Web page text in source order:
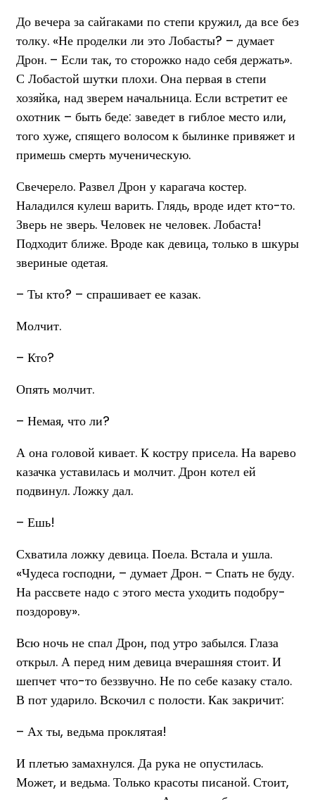
До вечера за сайгаками по степи кружил, да все без
толку. «Не проделки ли это Лобасты? – думает
Дрон. – Если так, то сторожко надо себя держать».
С Лобастой шутки плохи. Она первая в степи
хозяйка, над зверем начальница. Если встретит ее
охотник – быть беде: заведет в гиблое место или,
того хуже, спящего волосом к былинке привяжет и
примешь смерть мученическую.
Свечерело. Развел Дрон у карагача костер.
Наладился кулеш варить. Глядь, вроде идет кто-то.
Зверь не зверь. Человек не человек. Лобаста!
Подходит ближе. Вроде как девица, только в шкуры
звериные одетая.
– Ты кто? – спрашивает ее казак.
Молчит.
– Кто?
Опять молчит.
– Немая, что ли?
А она головой кивает. К костру присела. На варево
казачка уставилась и молчит. Дрон котел ей
подвинул. Ложку дал.
– Ешь!
Схватила ложку девица. Поела. Встала и ушла.
«Чудеса господни, – думает Дрон. – Спать не буду.
На рассвете надо с этого места уходить подобру-
поздорову».
Всю ночь не спал Дрон, под утро забылся. Глаза
открыл. А перед ним девица вчерашняя стоит. И
шепчет что-то беззвучно. Не по себе казаку стало.
В пот ударило. Вскочил с полости. Как закричит:
– Ах ты, ведьма проклятая!
И плетью замахнулся. Да рука не опустилась.
Может, и ведьма. Только красоты писаной. Стоит,